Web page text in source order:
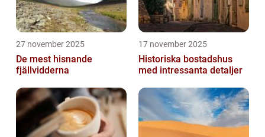
27 november 2025
De mest hisnande
fjällvidderna
17 november 2025
Historiska bostadshus
med intressanta detaljer